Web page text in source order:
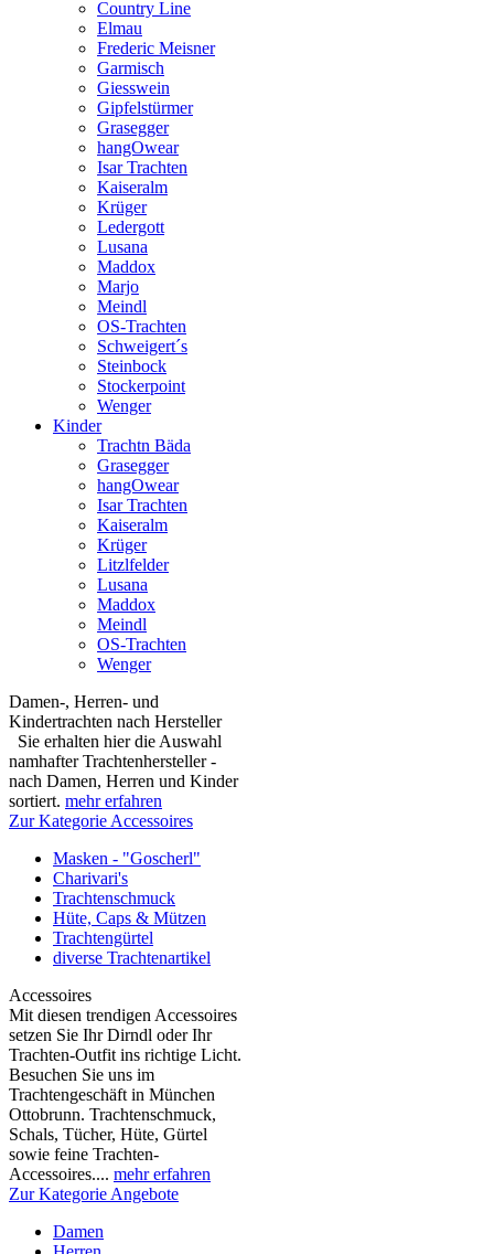
Country Line
Elmau
Frederic Meisner
Garmisch
Giesswein
Gipfelstürmer
Grasegger
hangOwear
Isar Trachten
Kaiseralm
Krüger
Ledergott
Lusana
Maddox
Marjo
Meindl
OS-Trachten
Schweigert´s
Steinbock
Stockerpoint
Wenger
Kinder
Trachtn Bäda
Grasegger
hangOwear
Isar Trachten
Kaiseralm
Krüger
Litzlfelder
Lusana
Maddox
Meindl
OS-Trachten
Wenger
Damen-, Herren- und
Kindertrachten nach Hersteller
Sie erhalten hier die Auswahl
namhafter Trachtenhersteller -
nach Damen, Herren und Kinder
sortiert. mehr erfahren
Zur Kategorie Accessoires
Masken - "Goscherl"
Charivari's
Trachtenschmuck
Hüte, Caps & Mützen
Trachtengürtel
diverse Trachtenartikel
Accessoires
Mit diesen trendigen Accessoires
setzen Sie Ihr Dirndl oder Ihr
Trachten-Outfit ins richtige Licht.
Besuchen Sie uns im
Trachtengeschäft in München
Ottobrunn. Trachtenschmuck,
Schals, Tücher, Hüte, Gürtel
sowie feine Trachten-
Accessoires.... mehr erfahren
Zur Kategorie Angebote
Damen